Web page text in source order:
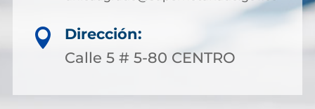

Dirección:
Calle 5 # 5-80 CENTRO